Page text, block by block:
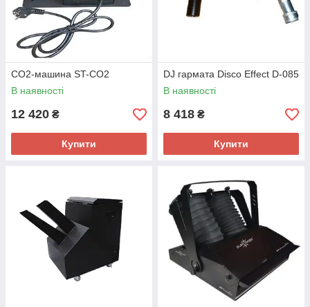
CO2-машина ST-CO2
В наявності
12 420 ₴
Купити
DJ гармата Disco Effect D-085
В наявності
8 418 ₴
Купити